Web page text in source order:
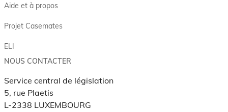
Aide et à propos
Projet Casemates
ELI
NOUS CONTACTER
Service central de législation
5, rue Plaetis
L-2338 LUXEMBOURG